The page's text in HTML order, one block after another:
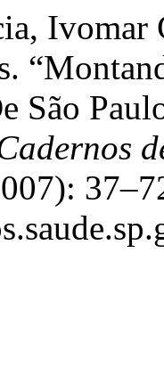
Ivomar
São